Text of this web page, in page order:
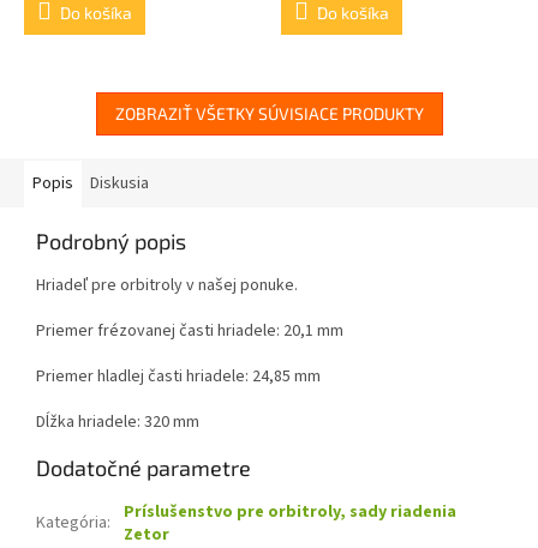
Do košíka Do košíka
ZOBRAZIŤ VŠETKY SÚVISIACE PRODUKTY
Popis Diskusia
Podrobný popis
Hriadeľ pre orbitroly v našej ponuke.
Priemer frézovanej časti hriadele: 20,1 mm
Priemer hladlej časti hriadele: 24,85 mm
Dĺžka hriadele: 320 mm
Dodatočné parametre
Kategória:
Príslušenstvo pre orbitroly, sady riadenia
Zetor